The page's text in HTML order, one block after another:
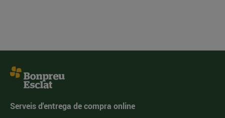
Serveis d'entrega de compra online